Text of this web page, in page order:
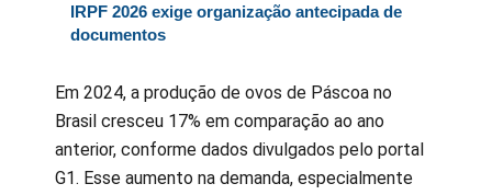
IRPF 2026 exige organização antecipada de
documentos
Em 2024, a produção de ovos de Páscoa no
Brasil cresceu 17% em comparação ao ano
anterior, conforme dados divulgados pelo portal
G1. Esse aumento na demanda, especialmente